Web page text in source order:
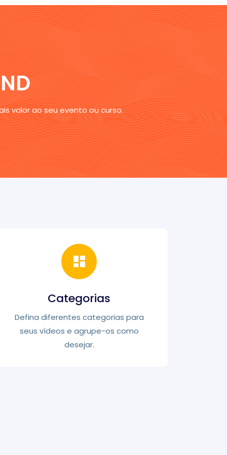
valor ao seu evento ou curso.
Categorias
Defina diferentes categorias para
seus vídeos e agrupe-os como
desejar.